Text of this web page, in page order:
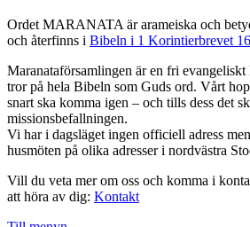
Ordet MARANATA är arameiska och
och återfinns i Bibeln i 1 Korintierbrevet
Maranataförsamlingen är en fri
tror på hela Bibeln som Guds ord. Vårt
snart ska komma igen – och tills dess det
missionsbefallningen.
Vi har i dagsläget ingen officiell adress
husmöten på olika adresser i nordvästra
Vill du veta mer om oss och komma i
att höra av dig: Kontakt